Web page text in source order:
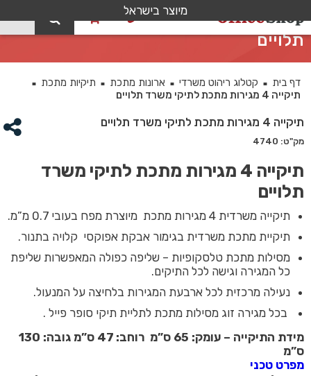
מיוצר בישראל
תיקייה 4 מגירות מתכת לתיקי משרד
תלויים
דף בית ■ קטלוג ריהוט משרדי ■ ארונות מתכת ■ תיקיות מתכת ■
תיקייה 4 מגירות מתכת לתיקי משרד תלויים
תיקייה 4 מגירות מתכת לתיקי משרד תלויים
מק"ט: 4740
תיקייה 4 מגירות מתכת לתיקי משרד
תלויים
תיקייה משרדית 4 מגירות מתכת מיוצרת מפח בעובי 0.7 מ”מ.
תיקיית מתכת משרדית בגימור אבקת אפוקסי קלויה בתנור.
מסילות מתכת טלסקופיות – שליפה כפולה המאפשרות שליפת
כל המגירה וגישה לכל התיקים.
נעילה מרכזית לכל ארבעת המגירות בלחיצה על המנעול.
בכל מגירה זוג מסילות מתכת לתליית תיקי סופר פייל .
מידת התיקייה – עומק: 65 ס”מ רוחב: 47 ס”מ גובה: 130
ס”מ
מפרט טכני